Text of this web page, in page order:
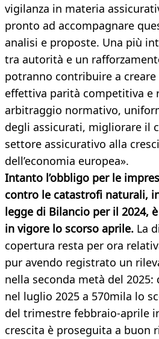
vigilanza in materia
pronto ad accompagnare
analisi e proposte. Una più
tra autorità e un
potranno contribuire a
effettiva parità competitiva e
arbitraggio normativo,
degli assicurati, migliorare il
settore assicurativo alla
dell’economia europea».
Intanto l’obbligo per le
contro le catastrofi naturali,
legge di Bilancio per il 2024,
in vigore lo scorso aprile. La
copertura resta per ora
pur avendo registrato un
nella seconda metà del 2025:
nel luglio 2025 a 570mila lo
del trimestre febbraio-aprile
crescita è proseguita a buon